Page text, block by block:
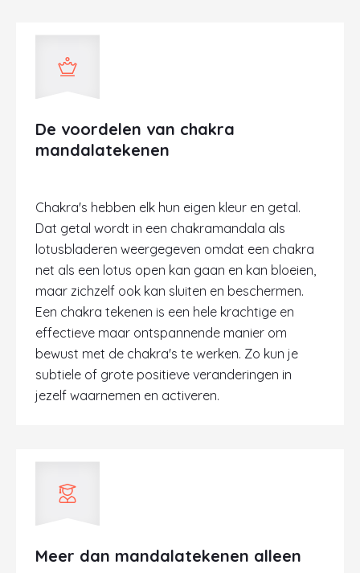
De voordelen van chakra
mandalatekenen
Chakra's hebben elk hun eigen kleur en getal.
Dat getal wordt in een chakramandala als
lotusbladeren weergegeven omdat een chakra
net als een lotus open kan gaan en kan bloeien,
maar zichzelf ook kan sluiten en beschermen.
Een chakra tekenen is een hele krachtige en
effectieve maar ontspannende manier om
bewust met de chakra's te werken. Zo kun je
subtiele of grote positieve veranderingen in
jezelf waarnemen en activeren.
Meer dan mandalatekenen alleen